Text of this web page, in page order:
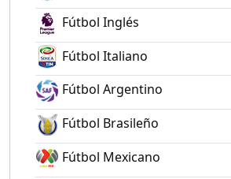
Fútbol Inglés
Fútbol Italiano
Fútbol Argentino
Fútbol Brasileño
Fútbol Mexicano